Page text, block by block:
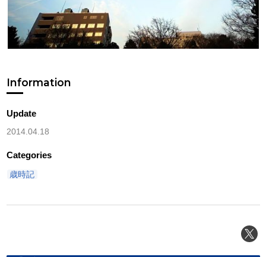
Information
Update
2014.04.18
Categories
歳時記